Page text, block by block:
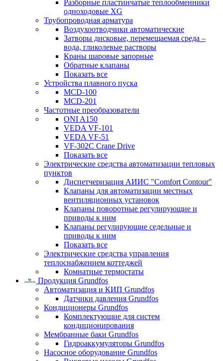
Разборные пластинчатые теплообменники
одноходовые ХG
Трубопроводная арматура
Воздухоотводчики автоматические
Затворы дисковые, перемещаемая среда –
вода, гликолевые растворы
Краны шаровые запорные
Обратные клапаны
Показать все
Устройства плавного пуска
MCD-100
MCD-201
Частотные преобразователи
ONI A150
VEDA VF-101
VEDA VF-51
VF-302C Crane Drive
Показать все
Электрические средства автоматизации тепловых
пунктов
Диспетчеризация АИИС "Comfort Contour"
Клапаны для автоматизации местных
вентиляционных установок
Клапаны поворотные регулирующие и
приводы к ним
Клапаны регулирующие седельные и
приводы к ним
Показать все
Электрические средства управления
теплоснабжением коттеджей
Комнатные термостаты
Продукция Grundfos
Автоматизация и КИП Grundfos
Датчики давления Grundfos
Кондиционеры Grundfos
Комплектующие для систем
кондиционирования
Мембранные баки Grundfos
Гидроаккумуляторы Grundfos
Насосное оборудование Grundfos